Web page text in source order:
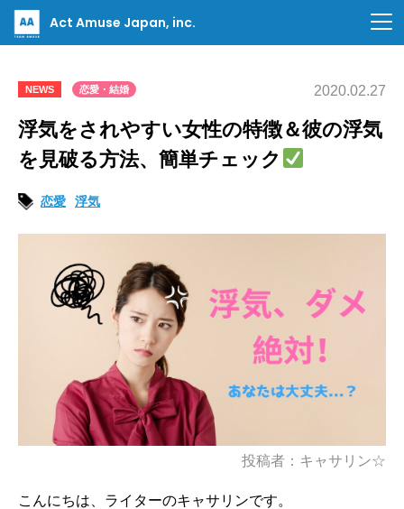
Act Amuse Japan, inc.
NEWS 恋愛・結婚 2020.02.27
浮気をされやすい女性の特徴＆彼の浮気
を見破る方法、簡単チェック
恋愛 浮気
投稿者：キャサリン☆
こんにちは、ライターのキャサリンです。